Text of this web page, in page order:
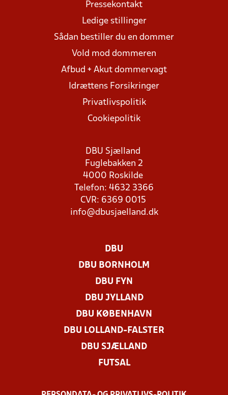
Pressekontakt
Ledige stillinger
Sådan bestiller du en dommer
Vold mod dommeren
Afbud + Akut dommervagt
Idrættens Forsikringer
Privatlivspolitik
Cookiepolitik
DBU Sjælland
Fuglebakken 2
4000 Roskilde
Telefon: 4632 3366
CVR: 6369 0015
info@dbusjaelland.dk
DBU
DBU BORNHOLM
DBU FYN
DBU JYLLAND
DBU KØBENHAVN
DBU LOLLAND-FALSTER
DBU SJÆLLAND
FUTSAL